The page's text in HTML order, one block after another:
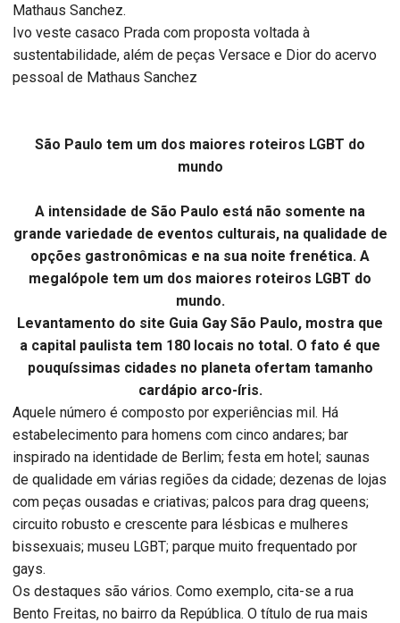
Mathaus Sanchez.
Ivo veste casaco Prada com proposta voltada à
sustentabilidade, além de peças Versace e Dior do acervo
pessoal de Mathaus Sanchez
São Paulo tem um dos maiores roteiros LGBT do
mundo
A intensidade de São Paulo está não somente na
grande variedade de eventos culturais, na qualidade de
opções gastronômicas e na sua noite frenética. A
megalópole tem um dos maiores roteiros LGBT do
mundo.
Levantamento do site Guia Gay São Paulo, mostra que
a capital paulista tem 180 locais no total. O fato é que
pouquíssimas cidades no planeta ofertam tamanho
cardápio arco-íris.
Aquele número é composto por experiências mil. Há
estabelecimento para homens com cinco andares; bar
inspirado na identidade de Berlim; festa em hotel; saunas
de qualidade em várias regiões da cidade; dezenas de lojas
com peças ousadas e criativas; palcos para drag queens;
circuito robusto e crescente para lésbicas e mulheres
bissexuais; museu LGBT; parque muito frequentado por
gays.
Os destaques são vários. Como exemplo, cita-se a rua
Bento Freitas, no bairro da República. O título de rua mais